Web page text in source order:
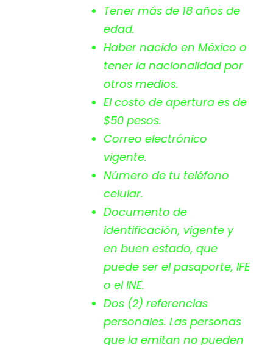
Tener más de 18 años de
edad.
Haber nacido en México o
tener la nacionalidad por
otros medios.
El costo de apertura es de
$50 pesos.
Correo electrónico
vigente.
Número de tu teléfono
celular.
Documento de
identificación, vigente y
en buen estado, que
puede ser el pasaporte, IFE
o el INE.
Dos (2) referencias
personales. Las personas
que la emitan no pueden